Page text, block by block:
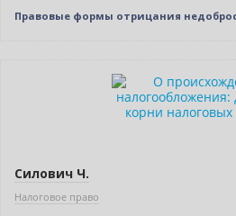
Правовые формы отрицания
Силович Ч.
Налоговое право